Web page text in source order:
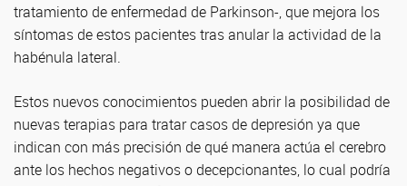
tratamiento de enfermedad de Parkinson-, que mejora los
síntomas de estos pacientes tras anular la actividad de la
habénula lateral.
Estos nuevos conocimientos pueden abrir la posibilidad de
nuevas terapias para tratar casos de depresión ya que
indican con más precisión de qué manera actúa el cerebro
ante los hechos negativos o decepcionantes, lo cual podría